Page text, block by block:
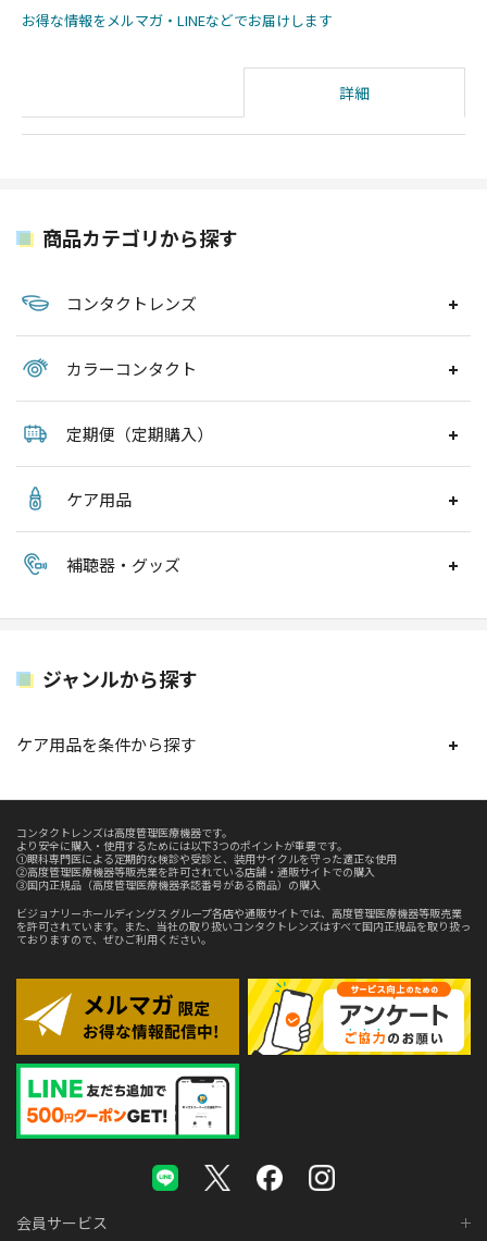
お得な情報をメルマガ・LINEなどでお届けします
詳細
商品カテゴリから探す
コンタクトレンズ
カラーコンタクト
定期便（定期購入）
ケア用品
補聴器・グッズ
ジャンルから探す
ケア用品を条件から探す
コンタクトレンズは高度管理医療機器です。
より安全に購入・使用するためには以下3つのポイントが重要です。
①眼科専門医による定期的な検診や受診と、装用サイクルを守った適正な使用
②高度管理医療機器等販売業を許可されている店舗・通販サイトでの購入
③国内正規品（高度管理医療機器承認番号がある商品）の購入
ビジョナリーホールディングス グループ各店や通販サイトでは、高度管理医療機器等販売業
を許可されています。また、当社の取り扱いコンタクトレンズはすべて国内正規品を取り扱っ
ておりますので、ぜひご利用ください。
会員サービス